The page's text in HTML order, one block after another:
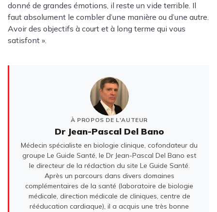
donné de grandes émotions, il reste un vide terrible. Il
faut absolument le combler d’une manière ou d’une autre.
Avoir des objectifs à court et à long terme qui vous
satisfont ».
À PROPOS DE L'AUTEUR
Dr Jean-Pascal Del Bano
Médecin spécialiste en biologie clinique, cofondateur du
groupe Le Guide Santé, le Dr Jean-Pascal Del Bano est
le directeur de la rédaction du site Le Guide Santé.
Après un parcours dans divers domaines
complémentaires de la santé (laboratoire de biologie
médicale, direction médicale de cliniques, centre de
rééducation cardiaque), il a acquis une très bonne